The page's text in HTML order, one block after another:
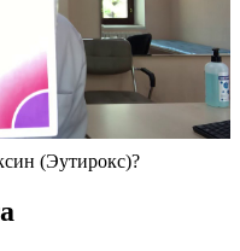
(Эутирокс)?